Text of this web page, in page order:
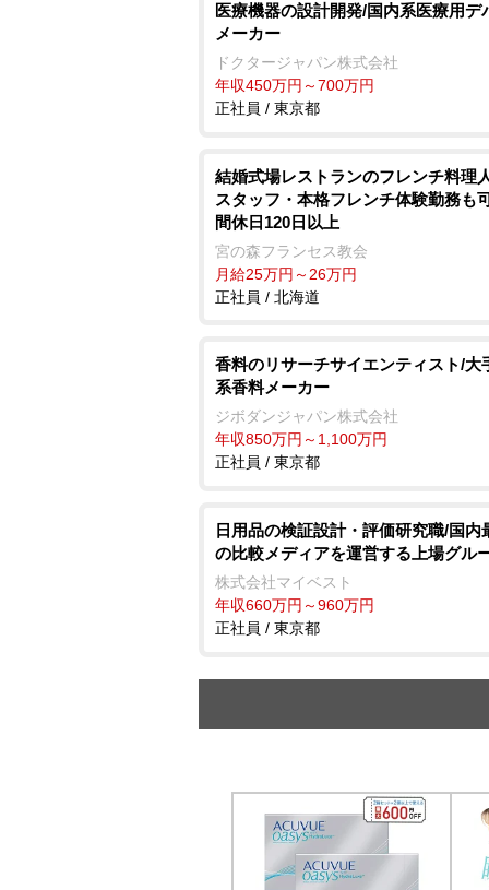
医療機器の設計開発/国内系医療用デ
メーカー
ドクタージャパン株式会社
年収450万円～700万円
正社員 / 東京都
結婚式場レストランのフレンチ料理
スタッフ・本格フレンチ体験勤務も
間休日120日以上
宮の森フランセス教会
月給25万円～26万円
正社員 / 北海道
香料のリサーチサイエンティスト/大
系香料メーカー
ジボダンジャパン株式会社
年収850万円～1,100万円
正社員 / 東京都
日用品の検証設計・評価研究職/国内
の比較メディアを運営する上場グル
株式会社マイベスト
年収660万円～960万円
正社員 / 東京都